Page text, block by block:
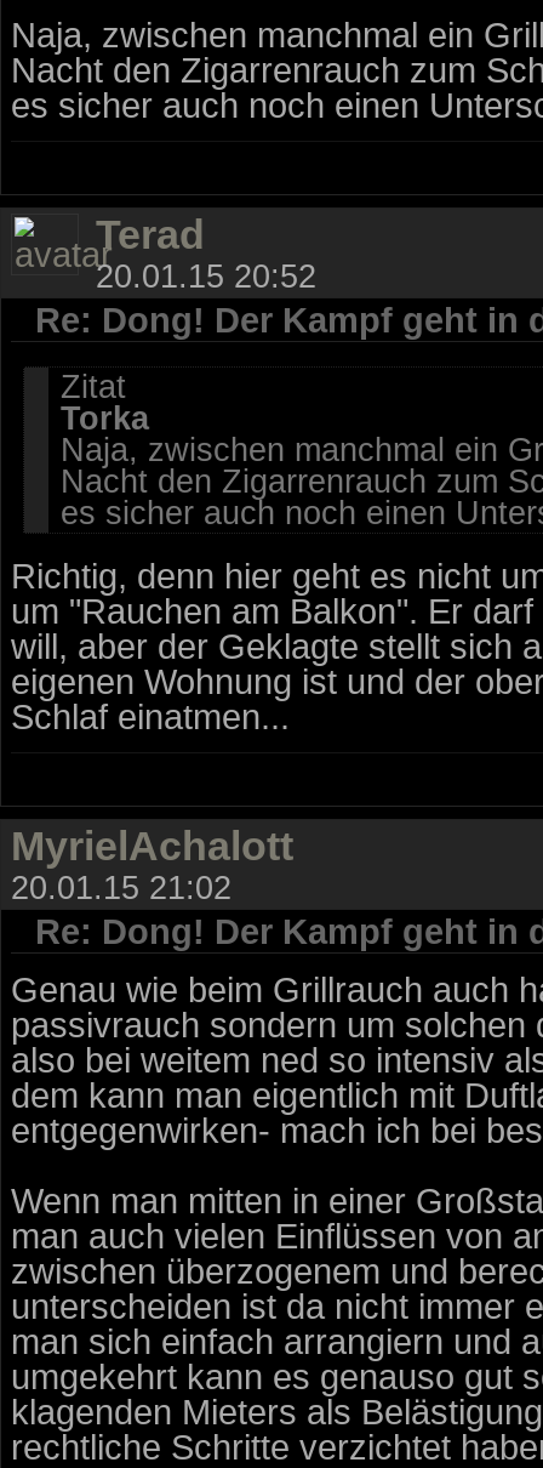
Naja, zwischen manchmal ein
Nacht den Zigarrenrauch zum
es sicher auch noch einen
Terad
20.01.15 20:52
Re: Dong! Der Kampf geht in
Zitat
Torka
Naja, zwischen manchmal ein
Nacht den Zigarrenrauch zum
es sicher auch noch einen
Richtig, denn hier geht es nicht
um "Rauchen am Balkon". Er
will, aber der Geklagte stellt sich
eigenen Wohnung ist und der
Schlaf einatmen...
MyrielAchalott
20.01.15 21:02
Re: Dong! Der Kampf geht in
Genau wie beim Grillrauch auch
passivrauch sondern um
also bei weitem ned so intensiv
dem kann man eigentlich mit
entgegenwirken- mach ich bei
Wenn man mitten in einer
man auch vielen Einflüssen von
zwischen überzogenem und
unterscheiden ist da nicht immer
man sich einfach arrangiern und
umgekehrt kann es genauso gut
klagenden Mieters als
rechtliche Schritte verzichtet